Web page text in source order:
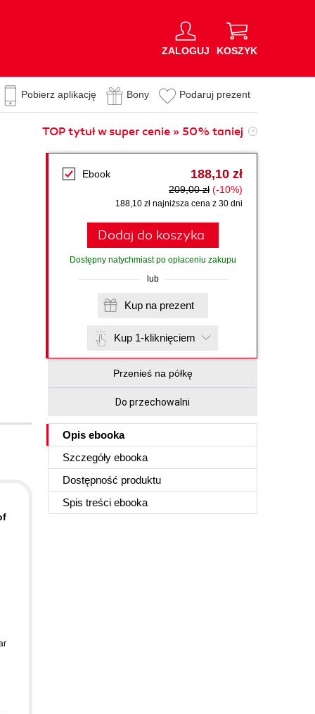
ZALOGUJ KOSZYK
Pobierz aplikację Bony Podaruj prezent
TOP tytuł w super cenie » 50% taniej
Ebook 188,10 zł
209,00 zł (-10%)
188,10 zł najniższa cena z 30 dni
Dodaj do koszyka
Dostępny natychmiast po opłaceniu zakupu
lub
Kup na prezent
Kup 1-kliknięciem
Przenieś na półkę
Do przechowalni
Opis ebooka
Szczegóły ebooka
Dostępność produktu
Spis treści ebooka